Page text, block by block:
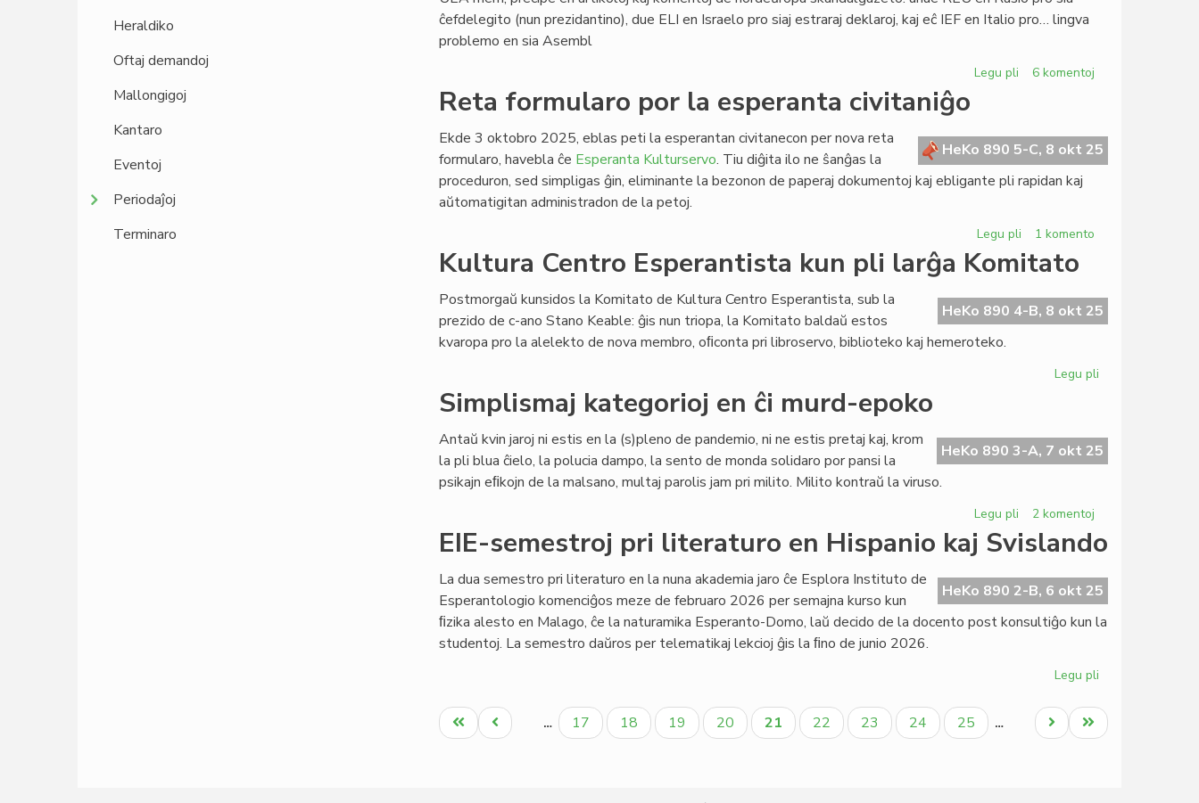
ĉefdelegito (nun prezidantino), due ELI en Israelo pro siaj estraraj deklaroj, kaj eĉ IEF en Italio pro… lingva
problemo en sia Asembl
Legu pli pri
atako:
rusa,
israela,
6 komentoj
Reta formularo por la esperanta civitaniĝo
HeKo 890 5-C, 8 okt 25
Ekde 3 oktobro 2025, eblas peti la esperantan civitanecon per nova reta
formularo, havebla ĉe Esperanta Kulturservo. Tiu diĝita ilo ne ŝanĝas la
proceduron, sed simpligas ĝin, eliminante la bezonon de paperaj dokumentoj kaj ebligante pli rapidan kaj
aŭtomatigitan administradon de la petoj.
Legu pli
Reta
formularo
la
esperanta
1 komento
Kultura Centro Esperantista kun pli larĝa Komitato
HeKo 890 4-B, 8 okt 25
Postmorgaŭ kunsidos la Komitato de Kultura Centro Esperantista, sub la
prezido de c-ano Stano Keable: ĝis nun triopa, la Komitato baldaŭ estos
kvaropa pro la alelekto de nova membro, oﬁconta pri libroservo, biblioteko kaj hemeroteko.
Legu pli
kun
pli
Simplismaj kategorioj en ĉi murd-epoko
HeKo 890 3-A, 7 okt 25
Antaŭ kvin jaroj ni estis en la (s)pleno de pandemio, ni ne estis pretaj kaj, krom
la pli blua ĉielo, la polucia dampo, la sento de monda solidaro por pansi la
psikajn eﬁkojn de la malsano, multaj parolis jam pri milito. Milito kontraŭ la viruso.
Legu pli
Simplismaj
kategorioj
ĉi
murd-
epoko
2 komentoj
EIE-semestroj pri literaturo en Hispanio kaj Svislando
HeKo 890 2-B, 6 okt 25
La dua semestro pri literaturo en la nuna akademia jaro ĉe Esplora Instituto de
Esperantologio komenciĝos meze de februaro 2026 per semajna kurso kun
ﬁzika alesto en Malago, ĉe la naturamika Esperanto-Domo, laŭ decido de la docento post konsultiĝo kun la
studentoj. La semestro daŭros per telematikaj lekcioj ĝis la ﬁno de junio 2026.
Legu pli
semestroj
pri
Pagination
Unua
paĝo
Antaŭa
paĝo
… Paĝo
17 Paĝo
18 Paĝo
19 Paĝo
20
Aktuala
paĝo
21 Paĝo
22 Paĝo
23 Paĝo
24 Paĝo
25 …
Last
page
Next
page
Heraldiko
Oftaj demandoj
Mallongigoj
Kantaro
Eventoj
Periodaĵoj
Terminaro